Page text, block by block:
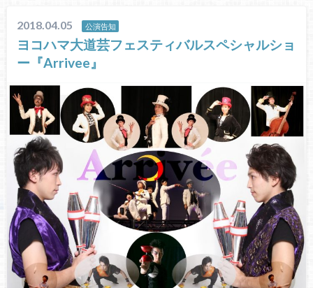
2018.04.05 公演告知
ヨコハマ大道芸フェスティバルスペシャルショ
ー『Arrivee』